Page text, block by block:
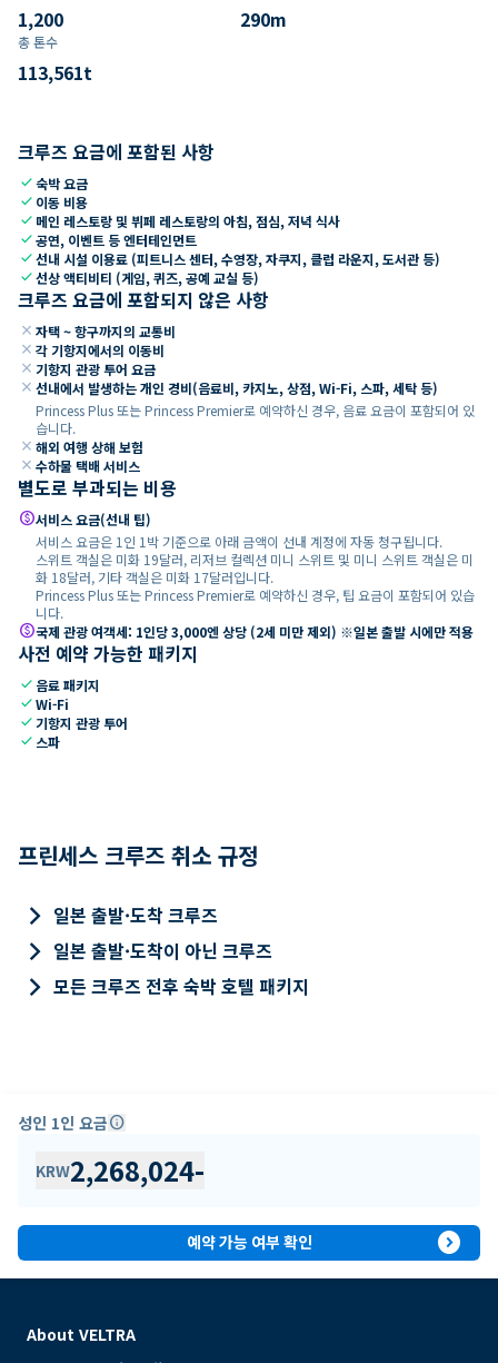
1,200 290m
총 톤수
113,561t
크루즈 요금에 포함된 사항
check숙박 요금
check 이동 비용
check 메인 레스토랑 및 뷔페 레스토랑의 아침, 점심, 저녁 식사
check공연, 이벤트 등 엔터테인먼트
check선내 시설 이용료 (피트니스 센터, 수영장, 자쿠지, 클럽 라운지, 도서관 등)
check선상 액티비티 (게임, 퀴즈, 공예 교실 등)
크루즈 요금에 포함되지 않은 사항
close 자택 ~ 항구까지의 교통비
close 각 기항지에서의 이동비
close 기항지 관광 투어 요금
close 선내에서 발생하는 개인 경비(음료비, 카지노, 상점, Wi-Fi, 스파, 세탁 등)
Princess Plus 또는 Princess Premier로 예약하신 경우, 음료 요금이 포함되어 있
습니다.
close 해외 여행 상해 보험
close 수하물 택배 서비스
별도로 부과되는 비용
paid서비스 요금(선내 팁)
서비스 요금은 1인 1박 기준으로 아래 금액이 선내 계정에 자동 청구됩니다.
스위트 객실은 미화 19달러, 리저브 컬렉션 미니 스위트 및 미니 스위트 객실은 미
화 18달러, 기타 객실은 미화 17달러입니다.
Princess Plus 또는 Princess Premier로 예약하신 경우, 팁 요금이 포함되어 있습
니다.
paid국제 관광 여객세: 1인당 3,000엔 상당 (2세 미만 제외) ※일본 출발 시에만 적용
사전 예약 가능한 패키지
check 음료 패키지
checkWi-Fi
check 기항지 관광 투어
check 스파
프린세스 크루즈 취소 규정
keyboard_arrow_right 일본 출발·도착 크루즈
keyboard_arrow_right 일본 출발·도착이 아닌 크루즈
keyboard_arrow_right 모든 크루즈 전후 숙박 호텔 패키지
성인 1인 요금info
KRW2,268,024-
예약 가능 여부 확인 expand_circle_right
About VELTRA